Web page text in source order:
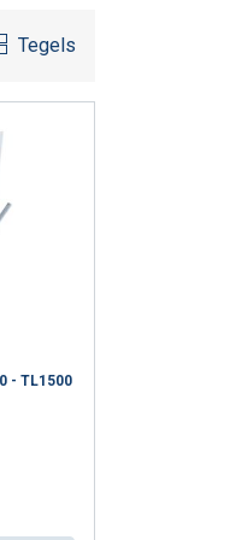
een
is.
Tegels
- TL1500